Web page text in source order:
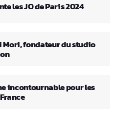
les JO de Paris 2024
Mori, fondateur du studio
incontournable pour les